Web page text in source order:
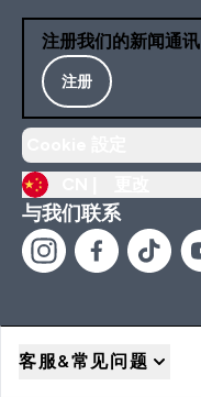
注册我们的新闻通讯
注册
与我们联系
客服&常见问题